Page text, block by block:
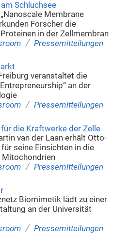
Schluchsee
Membrane
Forscher die
in der Zellmembran
/ Pressemitteilungen
veranstaltet die
an der
/ Pressemitteilungen
die Kraftwerke der Zelle
van der Laan erhält Otto-
seine Einsichten in die
Mitochondrien
/ Pressemitteilungen
Biomimetik lädt zu einer
an der Universität
/ Pressemitteilungen